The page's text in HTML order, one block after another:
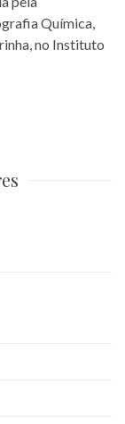
Química,
no Instituto